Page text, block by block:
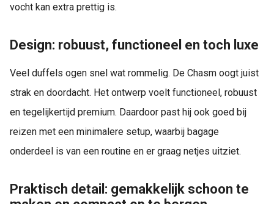
vocht kan extra prettig is.
Design: robuust, functioneel en toch luxe
Veel duffels ogen snel wat rommelig. De Chasm oogt juist
strak en doordacht. Het ontwerp voelt functioneel, robuust
en tegelijkertijd premium. Daardoor past hij ook goed bij
reizen met een minimalere setup, waarbij bagage
onderdeel is van een routine en er graag netjes uitziet.
Praktisch detail: gemakkelijk schoon te